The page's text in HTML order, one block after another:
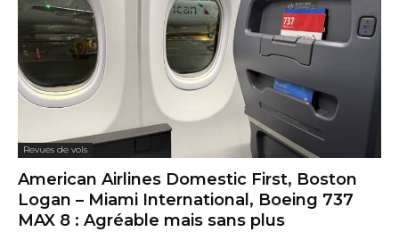
Revues de vols
American Airlines Domestic First, Boston
Logan – Miami International, Boeing 737
MAX 8 : Agréable mais sans plus